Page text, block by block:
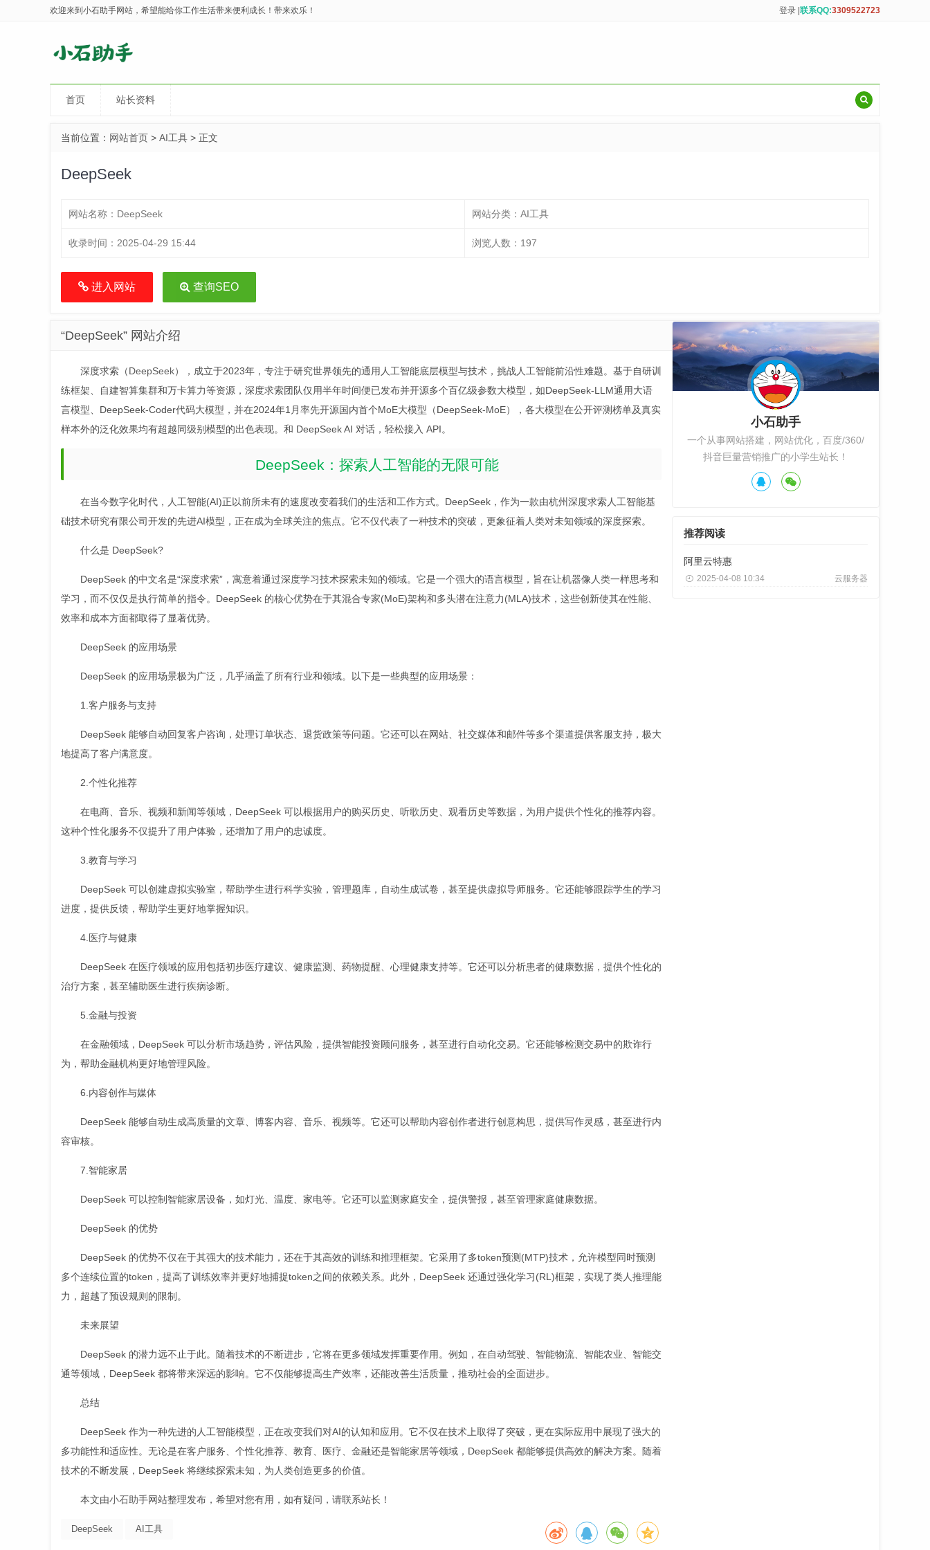
登录 联系QQ:3309522723
欢迎来到小石助手网站，希望能给你工作生活带来便利成长！带来欢乐！
首页 站长资料
当前位置： 网站首页 > AI工具 > 正文
DeepSeek
网站名称： DeepSeek 网站分类： AI工具
收录时间： 2025-04-29 15:44 浏览人数： 197
进入网站 查询SEO
“DeepSeek” 网站介绍
深度求索（DeepSeek），成立于2023年，专注于研究世界领先的通用人工智能底层模型与技术，挑战人工智能前沿性难题。基于自研训
练框架、自建智算集群和万卡算力等资源，深度求索团队仅用半年时间便已发布并开源多个百亿级参数大模型，如DeepSeek-LLM通用大语
言模型、DeepSeek-Coder代码大模型，并在2024年1月率先开源国内首个MoE大模型（DeepSeek-MoE），各大模型在公开评测榜单及真实
样本外的泛化效果均有超越同级别模型的出色表现。和 DeepSeek AI 对话，轻松接入 API。
DeepSeek：探索人工智能的无限可能
在当今数字化时代，人工智能(AI)正以前所未有的速度改变着我们的生活和工作方式。DeepSeek，作为一款由杭州深度求索人工智能基
础技术研究有限公司开发的先进AI模型，正在成为全球关注的焦点。它不仅代表了一种技术的突破，更象征着人类对未知领域的深度探索。
什么是 DeepSeek?
DeepSeek 的中文名是“深度求索”，寓意着通过深度学习技术探索未知的领域。它是一个强大的语言模型，旨在让机器像人类一样思考和
学习，而不仅仅是执行简单的指令。DeepSeek 的核心优势在于其混合专家(MoE)架构和多头潜在注意力(MLA)技术，这些创新使其在性能、
效率和成本方面都取得了显著优势。
DeepSeek 的应用场景
DeepSeek 的应用场景极为广泛，几乎涵盖了所有行业和领域。以下是一些典型的应用场景：
1.客户服务与支持
DeepSeek 能够自动回复客户咨询，处理订单状态、退货政策等问题。它还可以在网站、社交媒体和邮件等多个渠道提供客服支持，极大
地提高了客户满意度。
2.个性化推荐
在电商、音乐、视频和新闻等领域，DeepSeek 可以根据用户的购买历史、听歌历史、观看历史等数据，为用户提供个性化的推荐内容。
这种个性化服务不仅提升了用户体验，还增加了用户的忠诚度。
3.教育与学习
DeepSeek 可以创建虚拟实验室，帮助学生进行科学实验，管理题库，自动生成试卷，甚至提供虚拟导师服务。它还能够跟踪学生的学习
进度，提供反馈，帮助学生更好地掌握知识。
4.医疗与健康
DeepSeek 在医疗领域的应用包括初步医疗建议、健康监测、药物提醒、心理健康支持等。它还可以分析患者的健康数据，提供个性化的
治疗方案，甚至辅助医生进行疾病诊断。
5.金融与投资
在金融领域，DeepSeek 可以分析市场趋势，评估风险，提供智能投资顾问服务，甚至进行自动化交易。它还能够检测交易中的欺诈行
为，帮助金融机构更好地管理风险。
6.内容创作与媒体
DeepSeek 能够自动生成高质量的文章、博客内容、音乐、视频等。它还可以帮助内容创作者进行创意构思，提供写作灵感，甚至进行内
容审核。
7.智能家居
DeepSeek 可以控制智能家居设备，如灯光、温度、家电等。它还可以监测家庭安全，提供警报，甚至管理家庭健康数据。
DeepSeek 的优势
DeepSeek 的优势不仅在于其强大的技术能力，还在于其高效的训练和推理框架。它采用了多token预测(MTP)技术，允许模型同时预测
多个连续位置的token，提高了训练效率并更好地捕捉token之间的依赖关系。此外，DeepSeek 还通过强化学习(RL)框架，实现了类人推理能
力，超越了预设规则的限制。
未来展望
DeepSeek 的潜力远不止于此。随着技术的不断进步，它将在更多领域发挥重要作用。例如，在自动驾驶、智能物流、智能农业、智能交
通等领域，DeepSeek 都将带来深远的影响。它不仅能够提高生产效率，还能改善生活质量，推动社会的全面进步。
总结
DeepSeek 作为一种先进的人工智能模型，正在改变我们对AI的认知和应用。它不仅在技术上取得了突破，更在实际应用中展现了强大的
多功能性和适应性。无论是在客户服务、个性化推荐、教育、医疗、金融还是智能家居等领域，DeepSeek 都能够提供高效的解决方案。随着
技术的不断发展，DeepSeek 将继续探索未知，为人类创造更多的价值。
本文由小石助手网站整理发布，希望对您有用，如有疑问，请联系站长！
DeepSeek AI工具
小石助手
一个从事网站搭建，网站优化，百度/360/
抖音巨量营销推广的小学生站长！
推荐阅读
阿里云特惠
2025-04-08 10:34 云服务器